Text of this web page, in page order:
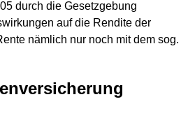
durch die Gesetzgebung
auf die Rendite der
nämlich nur noch mit dem sog.